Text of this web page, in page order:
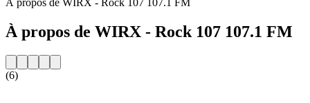
À propos de WIRX - Rock 107 107.1 FM
(6)